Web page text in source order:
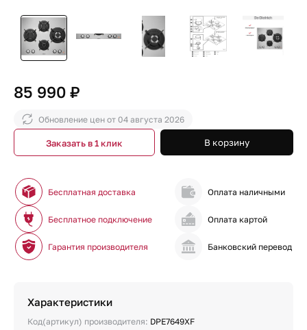
85 990 ₽
Обновление цен от 04 августа 2026
В корзину
Заказать в 1 клик
Бесплатная доставка
Бесплатное подключение
Гарантия производителя
Оплата наличными
Оплата картой
Банковский перевод
Характеристики
Код(артикул) производителя: DPE7649XF